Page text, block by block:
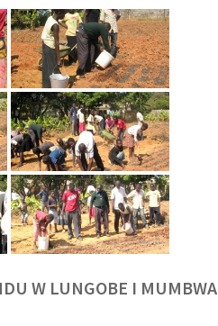
W LUNGOBE I MUMBWA